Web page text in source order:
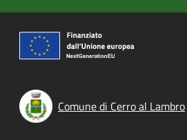
Comune di Cerro al Lambro